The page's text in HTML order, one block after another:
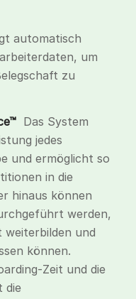
automatisch
um
zu
Das System
jedes
und ermöglicht so
in die
hinaus können
werden,
und
können.
Zeit und die
die